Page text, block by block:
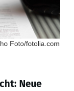
Foto/fotolia.com
Neue